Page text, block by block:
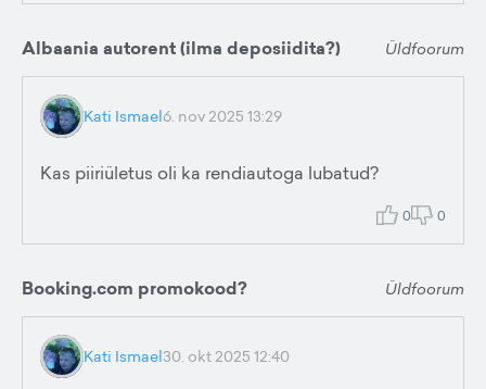
Albaania autorent (ilma deposiidita?) Üldfoorum
Kati Ismael6. nov 2025 13:29
Kas piiriületus oli ka rendiautoga lubatud?
0 0
Booking.com promokood? Üldfoorum
Kati Ismael30. okt 2025 12:40